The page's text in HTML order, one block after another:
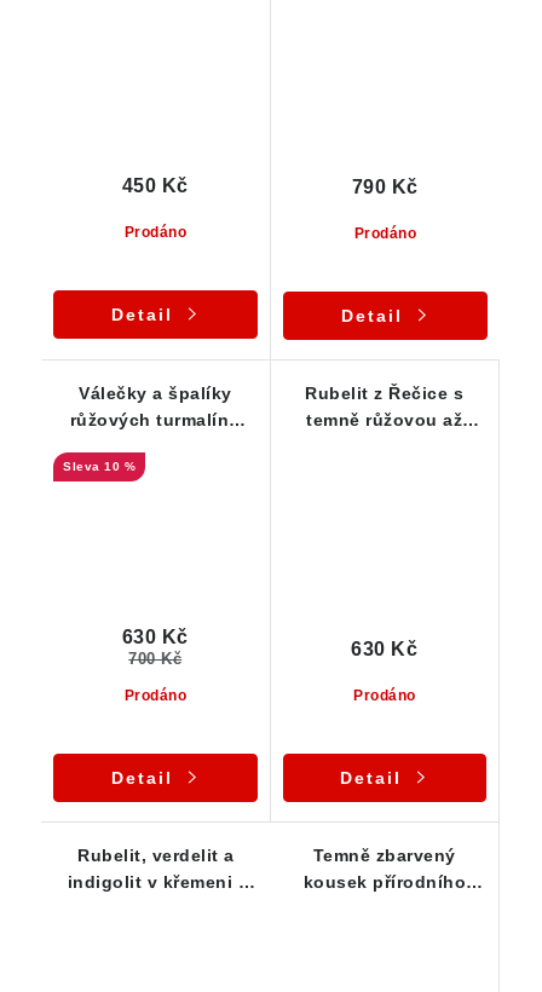
Prodáno
450 Kč
Detail
Prodáno
790 Kč
Detail
Válečky a špalíky
růžových turmalínů
sada 10 ks
10 %
Prodáno
630 Kč
700 Kč
Detail
Rubelit z Řečice s
temně růžovou až
Prodáno
630 Kč
Detail
Rubelit, verdelit a
indigolit v křemeni -
Temně zbarvený
kousek přírodního